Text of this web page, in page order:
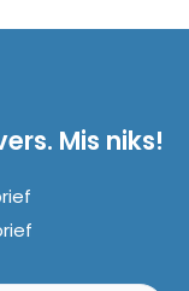
Mis niks!